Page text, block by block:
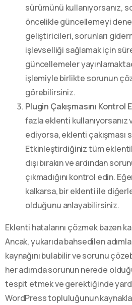
sürümünü kullanıyorsanız,
öncelikle güncellemeyi
geliştiricileri, sorunları
işlevselliği sağlamak için
güncellemeler
işlemiyle birlikte sorunun
görebilirsiniz.
Plugin Çakışmasını Kontrol
fazla eklenti kullanıyorsanız
ediyorsa, eklenti çakışması
Etkinleştirdiğiniz tüm
dışı bırakın ve ardından
çıkmadığını kontrol edin.
kalkarsa, bir eklenti ile
olduğunu anlayabilirsiniz.
Eklenti hatalarını çözmek bazen
Ancak, yukarıda bahsedilen
kaynağını bulabilir ve sorunu
her adımda sorunun nerede
tespit etmek ve gerektiğinde
WordPress topluluğunun